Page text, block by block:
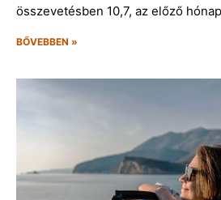
összevetésben 10,7, az előző
BŐVEBBEN »